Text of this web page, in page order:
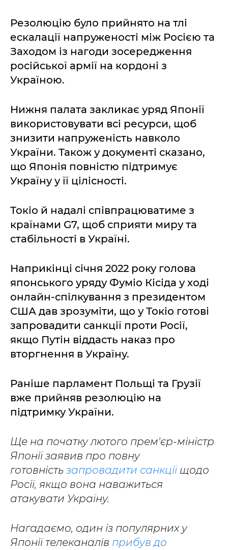
Резолюцію було прийнято на тлі
ескалації напруженості між Росією та
Заходом із нагоди зосередження
російської армії на кордоні з
Україною.
Нижня палата закликає уряд Японії
використовувати всі ресурси, щоб
знизити напруженість навколо
України. Також у документі сказано,
що Японія повністю підтримує
Україну у її цілісності.
Токіо й надалі співпрацюватиме з
країнами G7, щоб сприяти миру та
стабільності в Україні.
Наприкінці січня 2022 року голова
японського уряду Фуміо Кісіда у ході
онлайн-спілкування з президентом
США дав зрозуміти, що у Токіо готові
запровадити санкції проти Росії,
якщо Путін віддасть наказ про
вторгнення в Україну.
Раніше парламент Польщі та Грузії
вже прийняв резолюцію на
підтримку України.
Ще на початку лютого прем'єр-міністр
Японії заявив про повну
готовність запровадити санкціїщодо
Росії, якщо вона наважиться
атакувати Україну.
Нагадаємо, один із популярних у
Японії телеканалів прибув до